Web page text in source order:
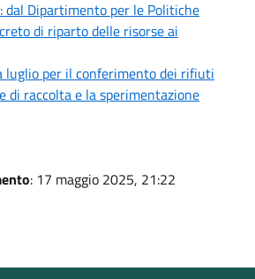
Dipartimento per le Politiche
di riparto delle risorse ai
luglio per il conferimento dei rifiuti
di raccolta e la sperimentazione
: 17 maggio 2025, 21:22